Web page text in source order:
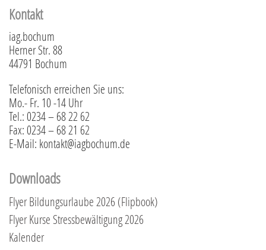
Kontakt
iag.bochum
Herner Str. 88
44791 Bochum
Telefonisch erreichen Sie uns:
Mo.- Fr. 10 -14 Uhr
Tel.: 0234 – 68 22 62
Fax: 0234 – 68 21 62
E-Mail: kontakt@iagbochum.de
Downloads
Flyer Bildungsurlaube 2026 (Flipbook)
Flyer Kurse Stressbewältigung 2026
Kalender